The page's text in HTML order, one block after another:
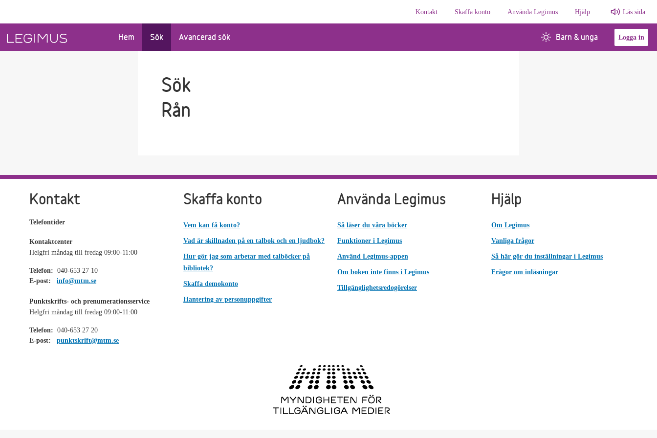
Kontakt
Skaffa konto Använda Legimus Hjälp Läs sida
Hem Sök Avancerad sök Barn & unga Logga in
Sök
Rån
Kontakt
Telefontider
Kontaktcenter
Helgfri måndag till fredag 09:00-11:00
Telefon: 040-653 27 10
E-post:
info@mtm.se
Punktskrifts- och prenumerationsservice
Helgfri måndag till fredag 09:00-11:00
Telefon: 040-653 27 20
E-post:
punktskrift@mtm.se
Skaffa konto
Vem kan få konto?
Vad är skillnaden på en talbok och en ljudbok?
Hur gör jag som arbetar med talböcker på
bibliotek?
Skaffa demokonto
Hantering av personuppgifter
Använda Legimus
Så läser du våra böcker
Funktioner i Legimus
Använd Legimus-appen
Om boken inte finns i Legimus
Tillgänglighetsredogörelser
Hjälp
Om Legimus
Vanliga frågor
Så här gör du inställningar i Legimus
Frågor om inläsningar